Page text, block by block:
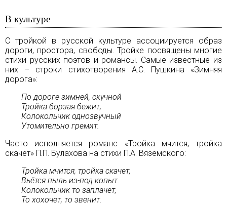
В культуре
С тройкой в русской культуре ассоциируется образ
дороги, простора, свободы. Тройке посвящены многие
стихи русских поэтов и романсы. Самые известные из
них – строки стихотворения А.С. Пушкина «Зимняя
дорога»:
По дороге зимней, скучной
Тройка борзая бежит,
Колокольчик однозвучный
Утомительно гремит.
Часто исполняется романс «Тройка мчится, тройка
скачет» П.П. Булахова на стихи П.А. Вяземского:
Тройка мчится, тройка скачет,
Вьётся пыль из-под копыт.
Колокольчик то заплачет,
То хохочет, то звенит.